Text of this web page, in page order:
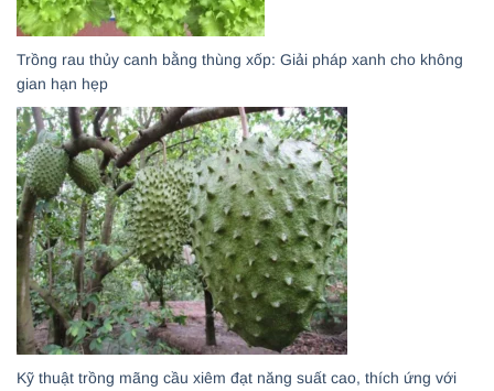
Trồng rau thủy canh bằng thùng xốp: Giải pháp xanh cho không
gian hạn hẹp
Kỹ thuật trồng mãng cầu xiêm đạt năng suất cao, thích ứng với